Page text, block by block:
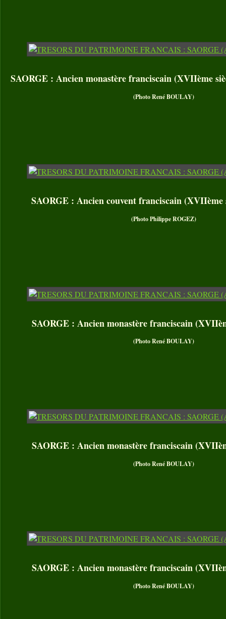
SAORGE : Ancien monastère franciscain (XVIIème
(Photo René BOULAY)
SAORGE : Ancien couvent franciscain (XVIIème
(Photo Philippe ROGEZ)
SAORGE : Ancien monastère franciscain
(Photo René BOULAY)
SAORGE : Ancien monastère franciscain
(Photo René BOULAY)
SAORGE : Ancien monastère franciscain
(Photo René BOULAY)